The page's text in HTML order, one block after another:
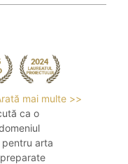
mai multe >>
ca o
arta